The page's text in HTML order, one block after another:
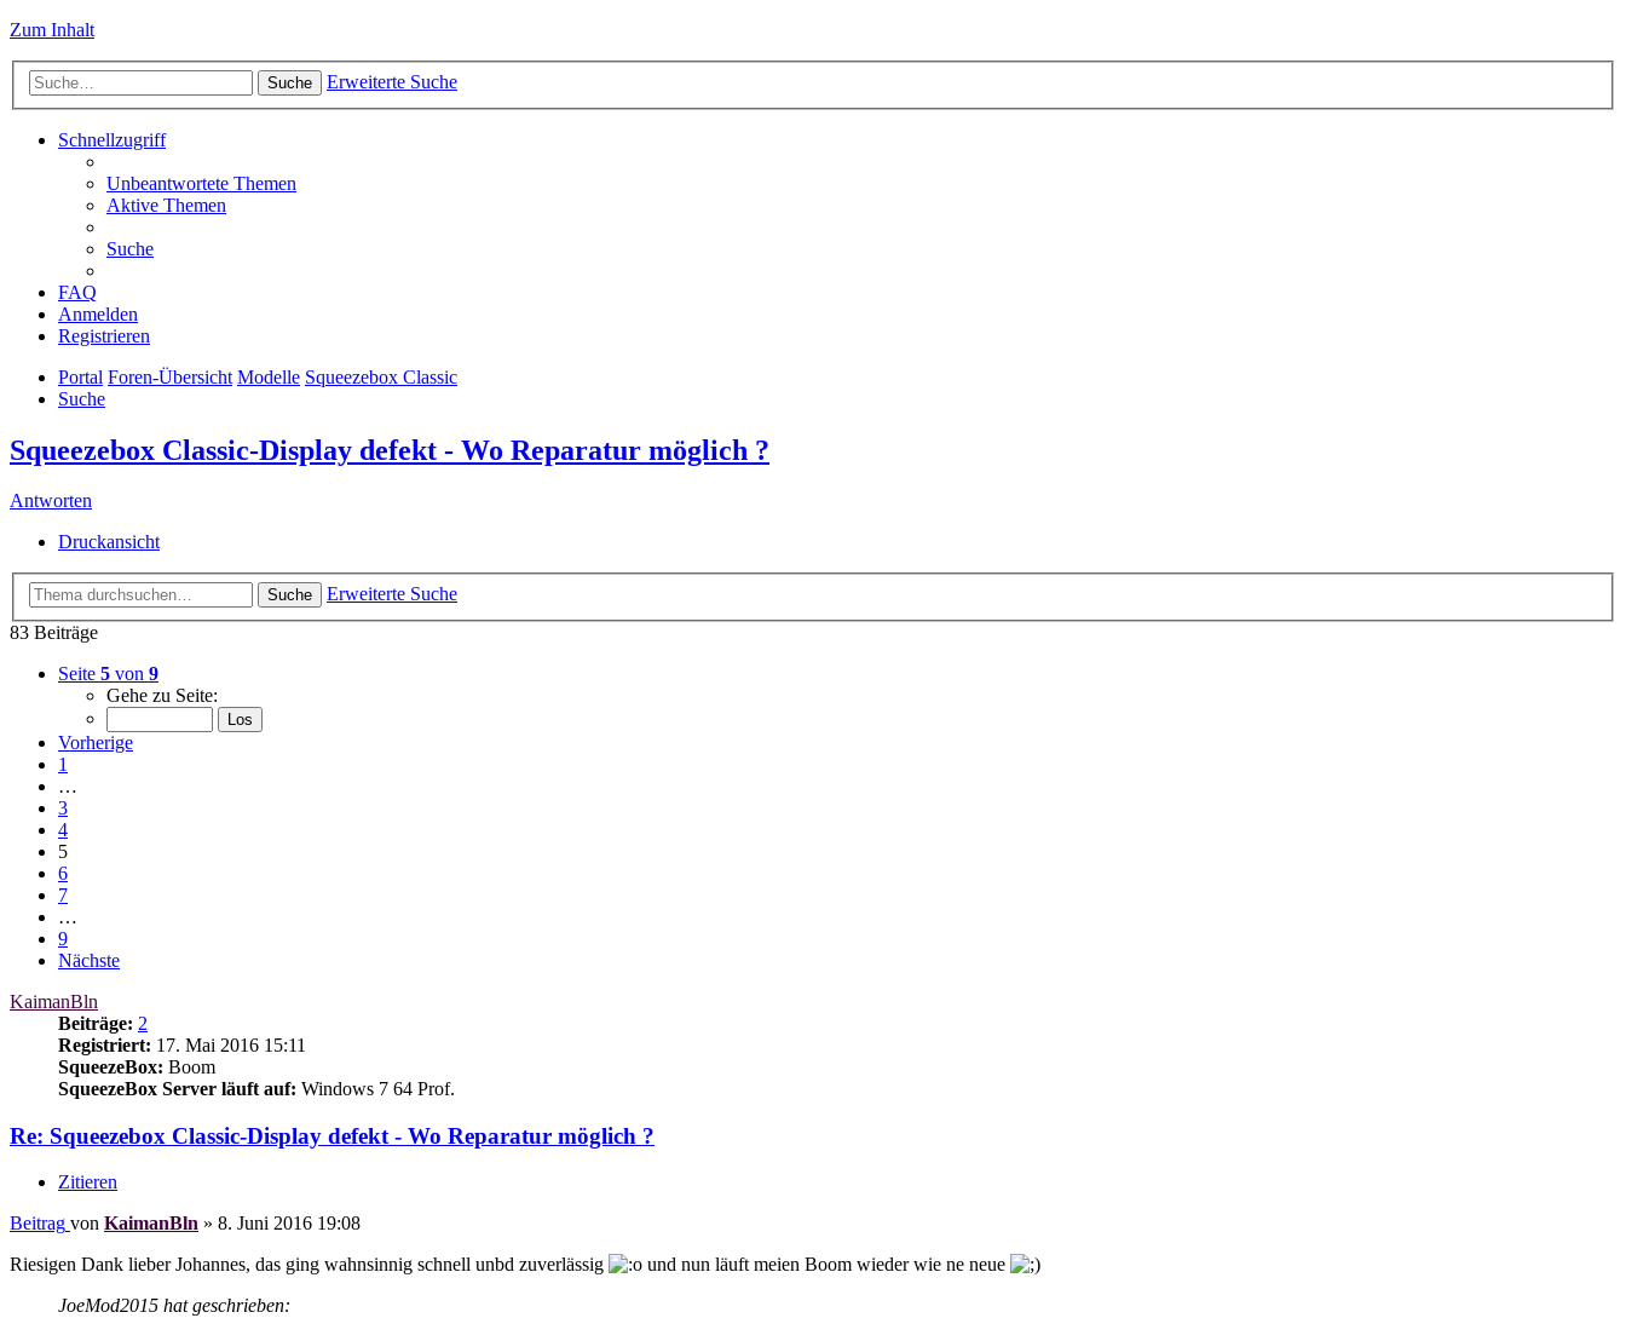
Zum Inhalt
Suche Erweiterte Suche
Schnellzugriff
Unbeantwortete Themen
Aktive Themen
Suche
FAQ
Anmelden
Registrieren
Portal Foren-Übersicht Modelle Squeezebox Classic
Suche
Squeezebox Classic-Display defekt - Wo Reparatur möglich ?
Antworten
Druckansicht
Suche
Erweiterte Suche
83 Beiträge
Seite 5 von 9
Gehe zu Seite:
Vorherige
1
…
3
4
5
6
7
…
9
Nächste
KaimanBln
Beiträge: 2
Registriert: 17. Mai 2016 15:11
SqueezeBox: Boom
SqueezeBox Server läuft auf: Windows 7 64 Prof.
Re: Squeezebox Classic-Display defekt - Wo Reparatur möglich ?
Zitieren
Beitrag von KaimanBln » 8. Juni 2016 19:08
Riesigen Dank lieber Johannes, das ging wahnsinnig schnell unbd zuverlässig
und nun läuft meien Boom wieder wie ne neue
JoeMod2015 hat geschrieben: